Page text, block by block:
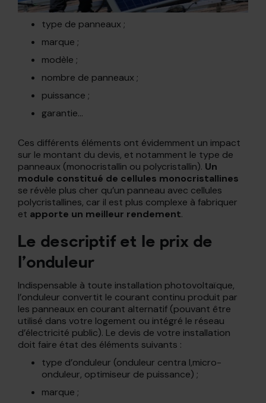
type de panneaux ;
marque ;
modèle ;
nombre de panneaux ;
puissance ;
garantie…
Ces différents éléments ont évidemment un impact
sur le montant du devis, et notamment le type de
panneaux (monocristallin ou polycristallin). Un
module constitué de cellules monocristallines
se révèle plus cher qu’un panneau avec cellules
polycristallines, car il est plus complexe à fabriquer
et apporte un meilleur rendement.
Le descriptif et le prix de
l’onduleur
Indispensable à toute installation photovoltaïque,
l’onduleur convertit le courant continu produit par
les panneaux en courant alternatif (pouvant être
utilisé dans votre logement ou intégré le réseau
d’électricité public). Le devis de votre installation
doit faire état des éléments suivants :
type d’onduleur (onduleur centra l,micro-
onduleur, optimiseur de puissance) ;
marque ;